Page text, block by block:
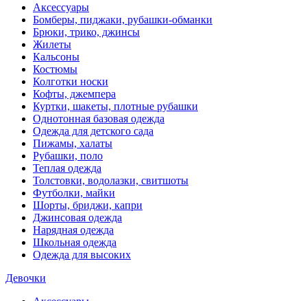
Аксессуары
Бомберы, пиджаки, рубашки-обманки
Брюки, трико, джинсы
Жилеты
Кальсоны
Костюмы
Колготки носки
Кофты, джемпера
Куртки, шакеты, плотные рубашки
Однотонная базовая одежда
Одежда для детского сада
Пижамы, халаты
Рубашки, поло
Теплая одежда
Толстовки, водолазки, свитшоты
Футболки, майки
Шорты, бриджи, капри
Джинсовая одежда
Нарядная одежда
Школьная одежда
Одежда для высоких
Девочки